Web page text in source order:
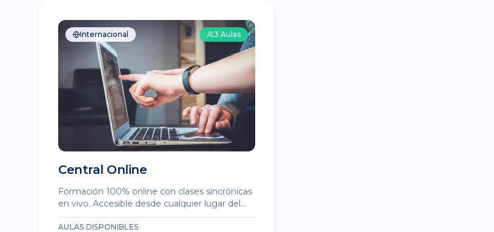
Internacional 3 Aulas
Central Online
Formación 100% online con clases sincrónicas
en vivo. Accesible desde cualquier lugar del
mundo.
AULAS DISPONIBLES